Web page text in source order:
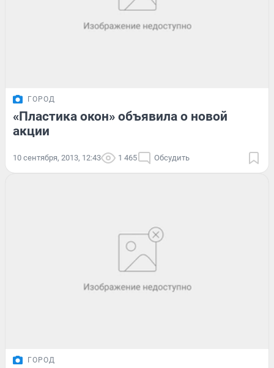
ГОРОД
«Пластика окон» объявила о новой
акции
10 сентября, 2013, 12:43 1 465 Обсудить
ГОРОД